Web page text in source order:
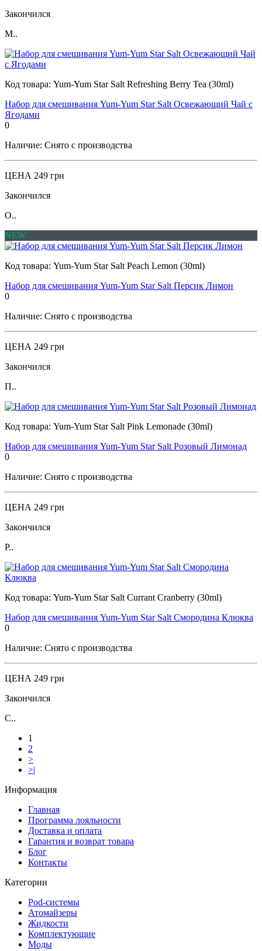
Закончился
М..
Код товара: Yum-Yum Star Salt Refreshing Berry Tea (30ml)
Набор для смешивания Yum-Yum Star Salt Освежающий Чай с
Ягодами
0
Наличие: Снято с производства
ЦЕНА 249 грн
Закончился
О..
NEW
Код товара: Yum-Yum Star Salt Peach Lemon (30ml)
Набор для смешивания Yum-Yum Star Salt Персик Лимон
0
Наличие: Снято с производства
ЦЕНА 249 грн
Закончился
П..
Код товара: Yum-Yum Star Salt Pink Lemonade (30ml)
Набор для смешивания Yum-Yum Star Salt Розовый Лимонад
0
Наличие: Снято с производства
ЦЕНА 249 грн
Закончился
Р..
Код товара: Yum-Yum Star Salt Currant Cranberry (30ml)
Набор для смешивания Yum-Yum Star Salt Смородина Клюква
0
Наличие: Снято с производства
ЦЕНА 249 грн
Закончился
С..
1
2
>
>|
Информация
Главная
Программа лояльности
Доставка и оплата
Гарантия и возврат товара
Блог
Контакты
Категории
Pod-системы
Атомайзеры
Жидкости
Комплектующие
Моды